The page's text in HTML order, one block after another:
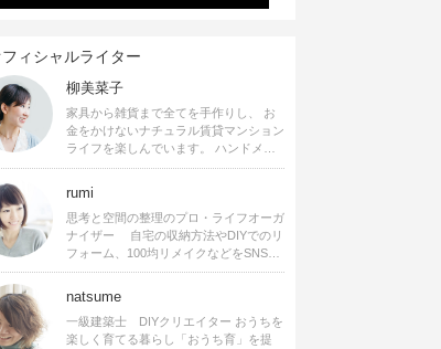
フィシャルライター
柳美菜子
家具から雑貨まで全てを手作りし、 お
金をかけないナチュラル賃貸マンション
ライフを楽しんでいます。 ハンドメイ
ド雑貨やインテリアに関する著書も出
ます。
rumi
思考と空間の整理のプロ・ライフオーガ
ナイザー 自宅の収納方法やDIYでのリ
フォーム、100均リメイクなどをSNSで
公開中。 収納やリメイク、インテリア
シピ提供、店舗プロデュース 2016年９
月に宝島社より【Rumiのおうち時間を
楽しむインテリア】を出版しました。
natsume
一級建築士 DIYクリエイター おうちを
楽しく育てる暮らし「おうち育」を提